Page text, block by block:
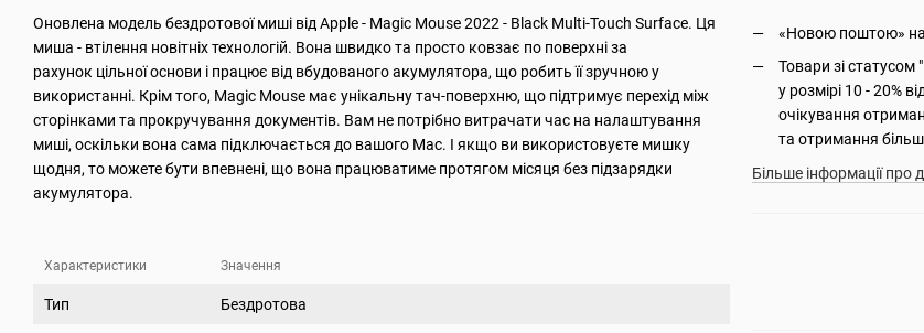
Оновлена модель бездротової миші від Apple - Magic Mouse 2022 - Black Multi-Touch Surface. Ця
миша - втілення новітніх технологій. Вона швидко та просто ковзає по поверхні за
рахунок цільної основи і працює від вбудованого акумулятора, що робить її зручною у
використанні. Крім того, Magic Mouse має унікальну тач-поверхню, що підтримує перехід між
сторінками та прокручування документів. Вам не потрібно витрачати час на налаштування
миші, оскільки вона сама підключається до вашого Mac. І якщо ви використовуєте мишку
щодня, то можете бути впевнені, що вона працюватиме протягом місяця без підзарядки
акумулятора.
Характеристики Значення
Тип Бездротова
«Новою поштою» на
Товари зі статусом "
у розмірі 10 - 20%
очікування
та отримання
Більше інформації про